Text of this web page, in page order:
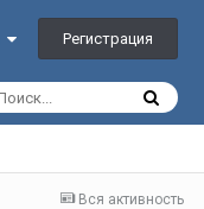
Регистрация
Вся активность